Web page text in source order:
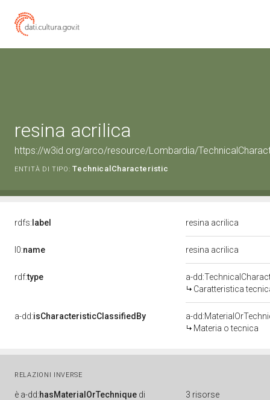
resina acrilica
https://w3id.org/arco/resource/Lombardia/
ENTITÀ DI TIPO: TechnicalCharacteristic
rdfs: label resina acrilica
l0:name resina acrilica
rdf:type
a-
Caratteristica
a-dd:isCharacteristicClassifiedBy
a-
Materia o tecnica
RELAZIONI INVERSE
è a-dd:hasMaterialOrTechnique di 3 risorse